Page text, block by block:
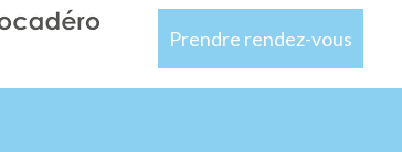
Prendre rendez-vous